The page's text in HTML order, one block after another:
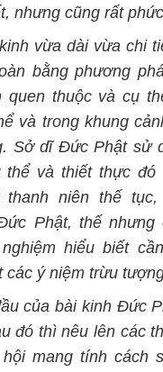
nhưng cũng rất
vừa dài vừa chi
bằng phương
quen thuộc và cụ
và trong khung
Sở dĩ Đức Phật sử
thể và thiết thực
thanh niên thế
Phật, thế
hiểu biết
các ý niệm trừu
của bài kinh Đức
đó thì nêu lên các
mang tính cách